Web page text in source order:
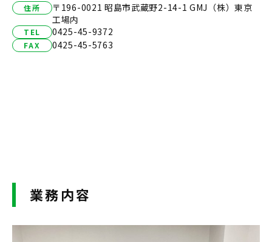
住所
〒196-0021 昭島市武蔵野2-14-1 GMJ（株）東京
工場内
TEL 0425-45-9372
FAX 0425-45-5763
業務内容